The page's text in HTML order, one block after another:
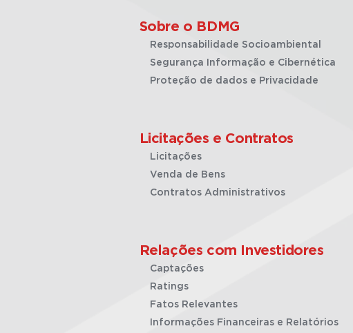
Sobre o BDMG
Responsabilidade Socioambiental
Segurança Informação e Cibernética
Proteção de dados e Privacidade
Licitações e Contratos
Licitações
Venda de Bens
Contratos Administrativos
Relações com Investidores
Captações
Ratings
Fatos Relevantes
Informações Financeiras e Relatórios